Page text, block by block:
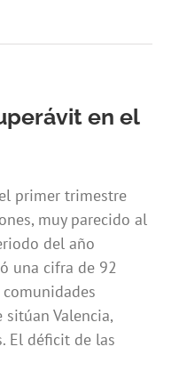
en el
primer trimestre
muy parecido al
del año
una cifra de 92
Valencia,
El déficit de las